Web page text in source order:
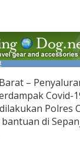
–
Covid-
Polres
di